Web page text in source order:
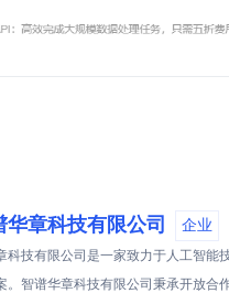
华章科技有限公司 企业
科技有限公司是一家致力于人工智能
。智谱华章科技有限公司秉承开放合